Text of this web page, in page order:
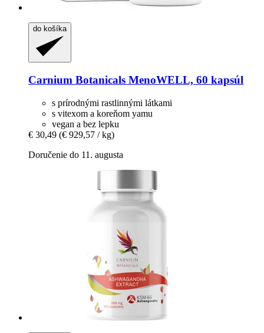
do košíka
Carnium Botanicals MenoWELL, 60 kapsúl
s prírodnými rastlinnými látkami
s vitexom a koreňom yamu
vegan a bez lepku
€ 30,49 (€ 929,57 / kg)
Doručenie do 11. augusta